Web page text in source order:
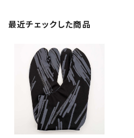
最近チェックした商品